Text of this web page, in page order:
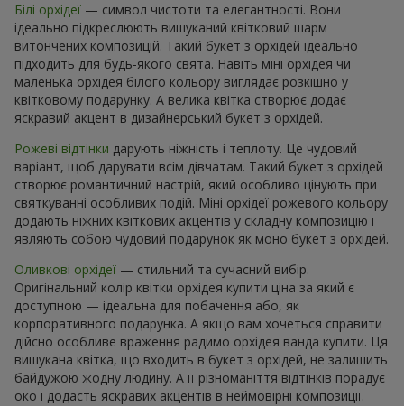
Білі орхідеї — символ чистоти та елегантності. Вони
ідеально підкреслюють вишуканий квітковий шарм
витончених композицій. Такий букет з орхідей ідеально
підходить для будь-якого свята. Навіть міні орхідея чи
маленька орхідея білого кольору виглядає розкішно у
квітковому подарунку. А велика квітка створює додає
яскравий акцент в дизайнерський букет з орхідей.
Рожеві відтінки дарують ніжність і теплоту. Це чудовий
варіант, щоб дарувати всім дівчатам. Такий букет з орхідей
створює романтичний настрій, який особливо цінують при
святкуванні особливих подій. Міні орхідеї рожевого кольору
додають ніжних квіткових акцентів у складну композицію і
являють собою чудовий подарунок як моно букет з орхідей.
Оливкові орхідеї — стильний та сучасний вибір.
Оригінальний колір квітки орхідея купити ціна за який є
доступною — ідеальна для побачення або, як
корпоративного подарунка. А якщо вам хочеться справити
дійсно особливе враження радимо орхідея ванда купити. Ця
вишукана квітка, що входить в букет з орхідей, не залишить
байдужою жодну людину. А її різноманіття відтінків порадує
око і додасть яскравих акцентів в неймовірні композиції.